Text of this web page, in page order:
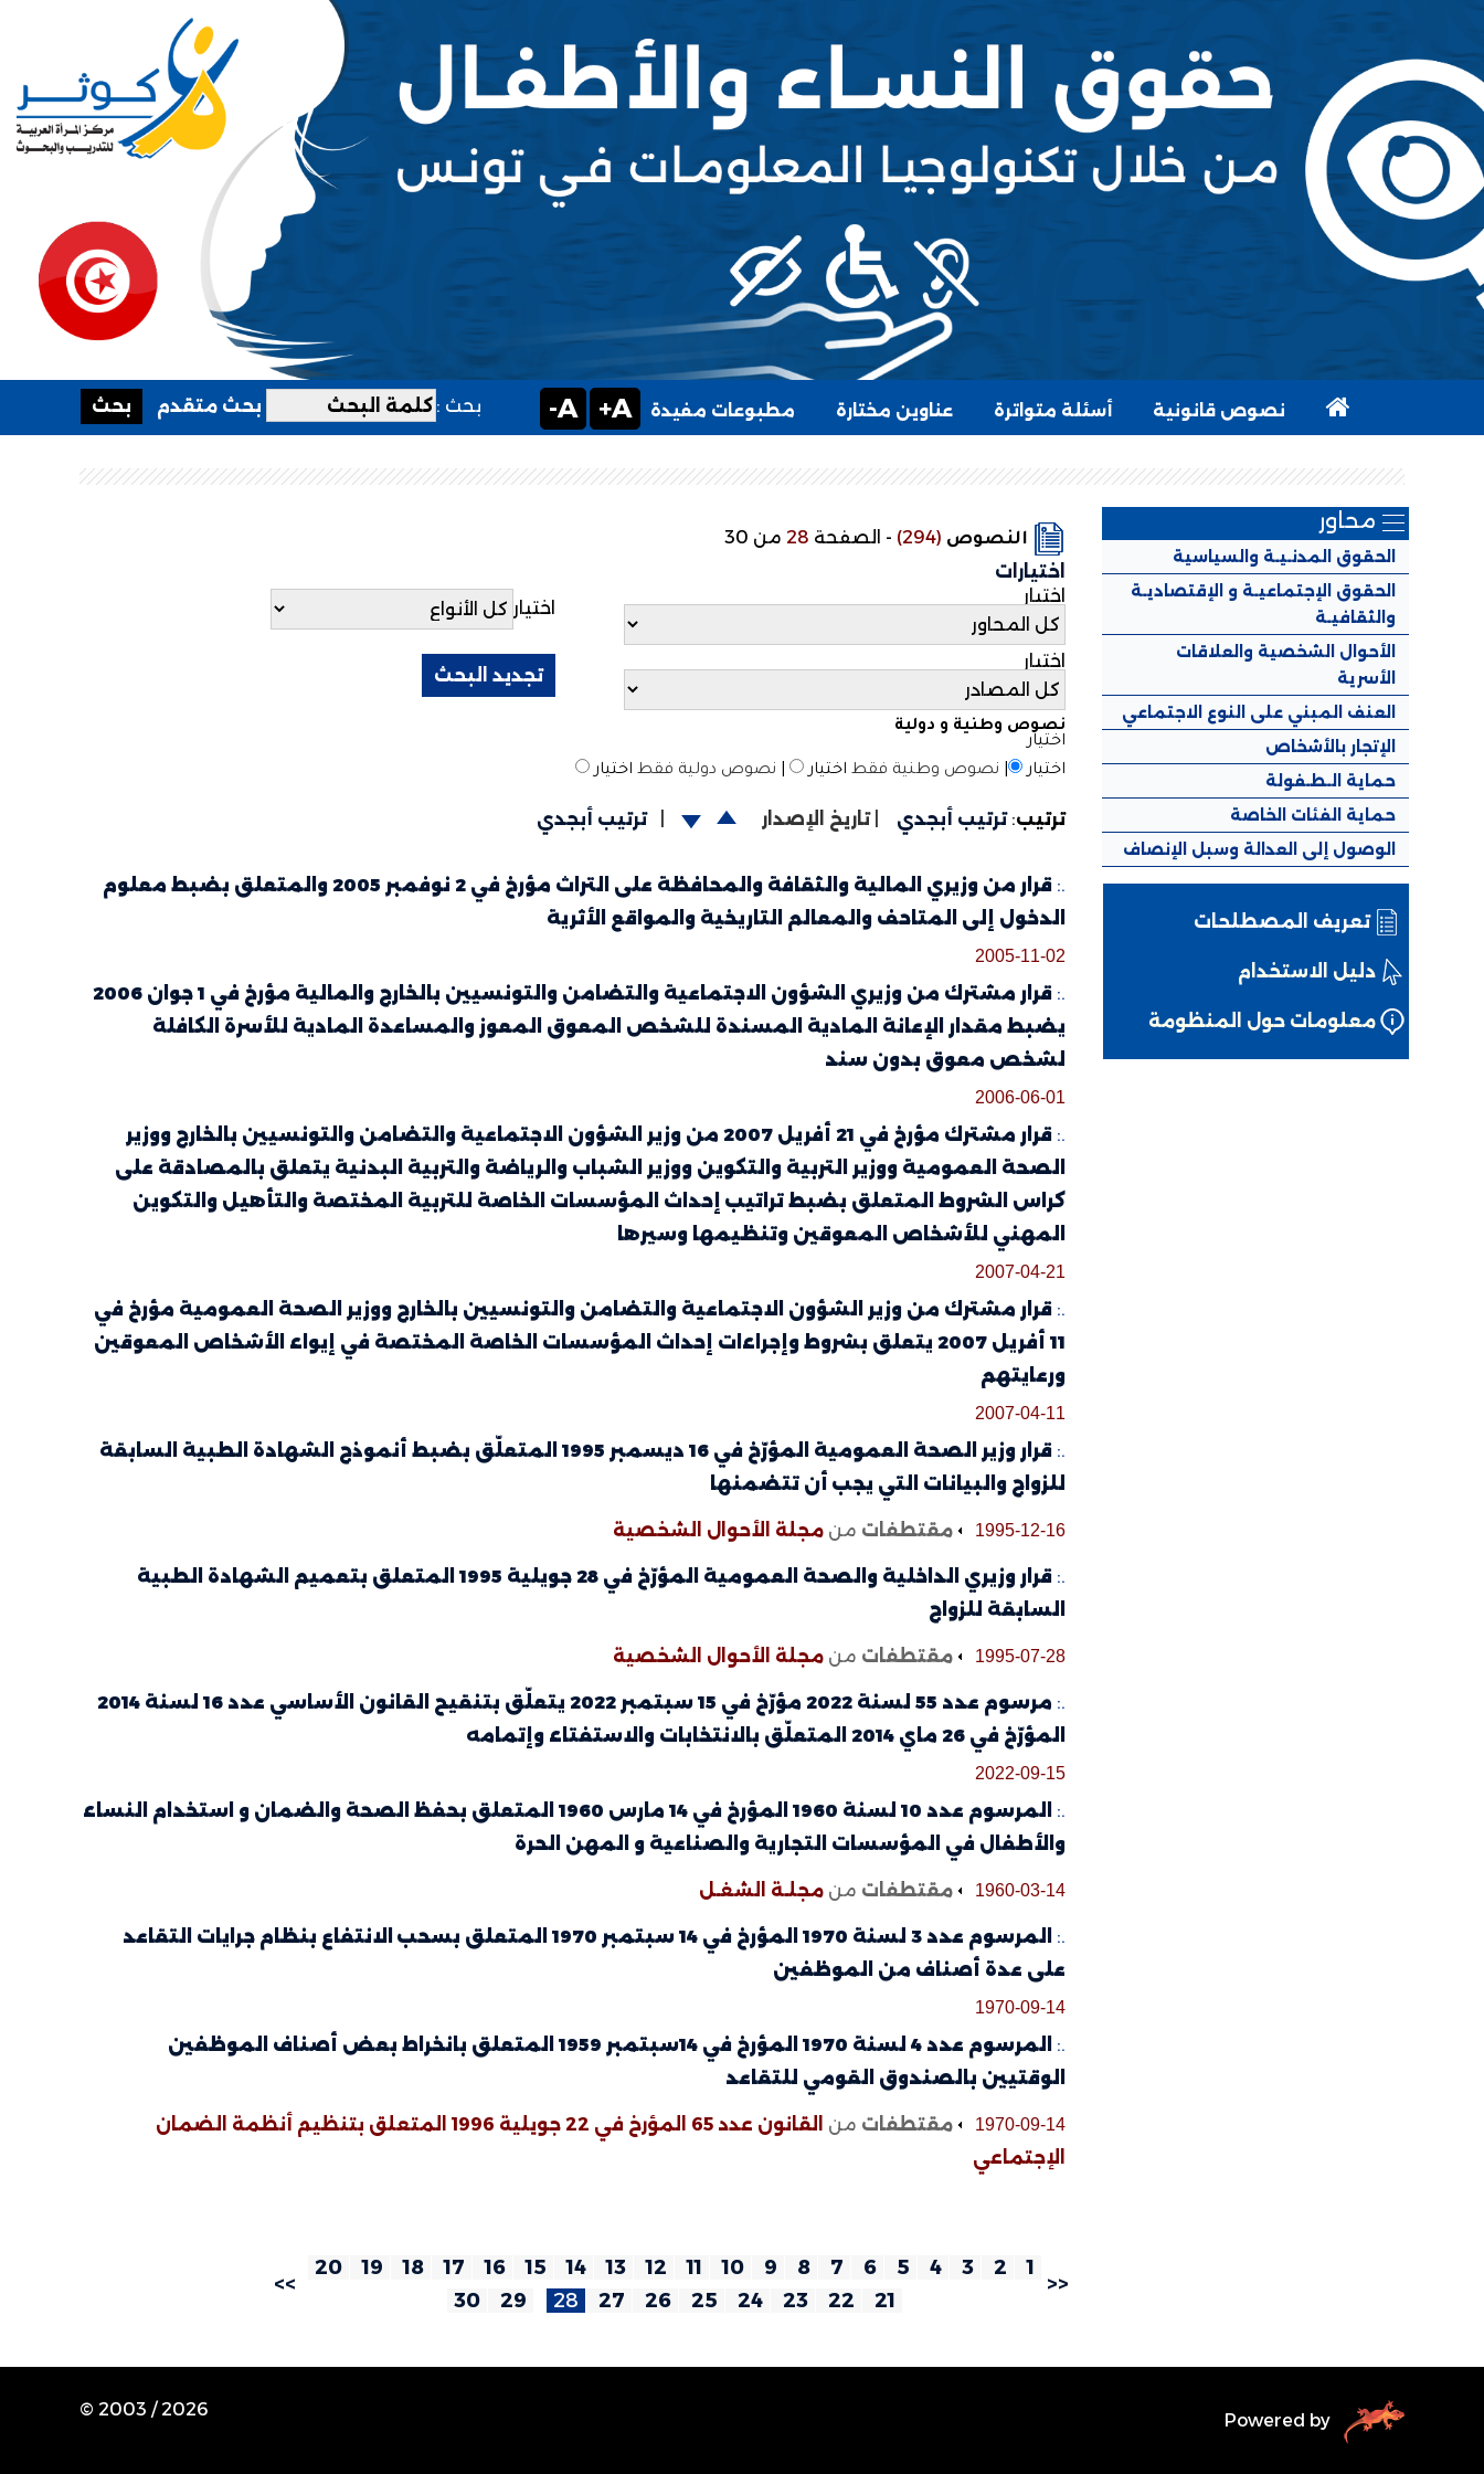
نصوص قانونية أسئلة متواترة عناوين مختارة مطبوعات مفيدة A+
A- بحث : بحث متقدم
محاور
الحقوق المدنـيـة والسياسية
الحقوق الإجتماعيـة و الإقتصاديـة
والثقافيـة
الأحوال الشخصية والعلاقات
الأسرية
العنف المبني على النوع الاجتماعي
الإتجار بالأشخاص
حماية الـطـفولة
حماية الفئات الخاصة
الوصول إلى العدالة وسبل الإنصاف
تعريف المصطلحات
دليل الاستخدام
معلومات حول المنظومة
النصوص (294)
- الصفحة 28 من 30
اختيارات
اختيار
اختيار
اختيار
نصوص وطنية و دولية
اختيار
اختيار
نصوص وطنية فقط اختيار نصوص دولية فقط اختيار
ترتيب: ترتيب أبجدي |تاريخ الإصدار ترتيب أبجدي
.:
قرار من وزيري المالية والثقافة والمحافظة على التراث مؤرخ في 2 نوفمبر 2005 والمتعلق بضبط معلوم
الدخول إلى المتاحف والمعالم التاريخية والمواقع الأثرية
2005-11-02
.:
قرار مشترك من وزيري الشؤون الاجتماعية والتضامن والتونسيين بالخارج والمالية مؤرخ في 1 جوان 2006
يضبط مقدار الإعانة المادية المسندة للشخص المعوق المعوز والمساعدة المادية للأسرة الكافلة
لشخص معوق بدون سند
2006-06-01
.:
قرار مشترك مؤرخ في 21 أفريل 2007 من وزير الشؤون الاجتماعية والتضامن والتونسيين بالخارج ووزير
الصحة العمومية ووزير التربية والتكوين ووزير الشباب والرياضة والتربية البدنية يتعلق بالمصادقة على
كراس الشروط المتعلق بضبط تراتيب إحداث المؤسسات الخاصة للتربية المختصة والتأهيل والتكوين
المهني للأشخاص المعوقين وتنظيمها وسيرها
2007-04-21
.: قرار مشترك من وزير الشؤون الاجتماعية والتضامن والتونسيين بالخارج ووزير الصحة العمومية مؤرخ في
11 أفريل 2007 يتعلق بشروط وإجراءات إحداث المؤسسات الخاصة المختصة في إيواء الأشخاص المعوقين
ورعايتهم
2007-04-11
.:
قرار وزير الصحة العمومية المؤرّخ في 16 ديسمبر 1995 المتعلّق بضبط أنموذج الشهادة الطبية السابقة
للزواج والبيانات التي يجب أن تتضمنها
1995-12-16 مقتطفات من مجلة الأحوال الشخصية
.:
قرار وزيري الداخلية والصحة العمومية المؤرّخ في 28 جويلية 1995 المتعلق بتعميم الشهادة الطبية
السابقة للزواج
1995-07-28 مقتطفات من مجلة الأحوال الشخصية
.:
مرسوم عدد 55 لسنة 2022 مؤرّخ في 15 سبتمبر 2022 يتعلّق بتنقيح القانون الأساسي عدد 16 لسنة 2014
المؤرّخ في 26 ماي 2014 المتعلّق بالانتخابات والاستفتاء وإتمامه
2022-09-15
.:
المرسوم عدد 10 لسنة 1960 المؤرخ في 14 مارس 1960 المتعلق بحفظ الصحة والضمان و استخدام النساء
والأطفال في المؤسسات التجارية والصناعية و المهن الحرة
1960-03-14 مقتطفات من مجلـة الشغـل
.:
المرسوم عدد 3 لسنة 1970 المؤرخ في 14 سبتمبر 1970 المتعلق بسحب الانتفاع بنظام جرايات التقاعد
على عدة أصناف من الموظفين
1970-09-14
.:
المرسوم عدد 4 لسنة 1970 المؤرخ في 14سبتمبر 1959 المتعلق بانخراط بعض أصناف الموظفين
الوقتيين بالصندوق القومي للتقاعد
1970-09-14 مقتطفات من
القانون عدد 65 المؤرخ في 22 جويلية 1996 المتعلق بتنظيم أنظمة الضمان
الإجتماعي
<<
1
2
3
4
5
6
7
8
9
10
11
12
13
14
15
16
17
18
19
20
21
22
23
24
25
26
27
28
29
30
>>
© 2003 / 2026
Powered by